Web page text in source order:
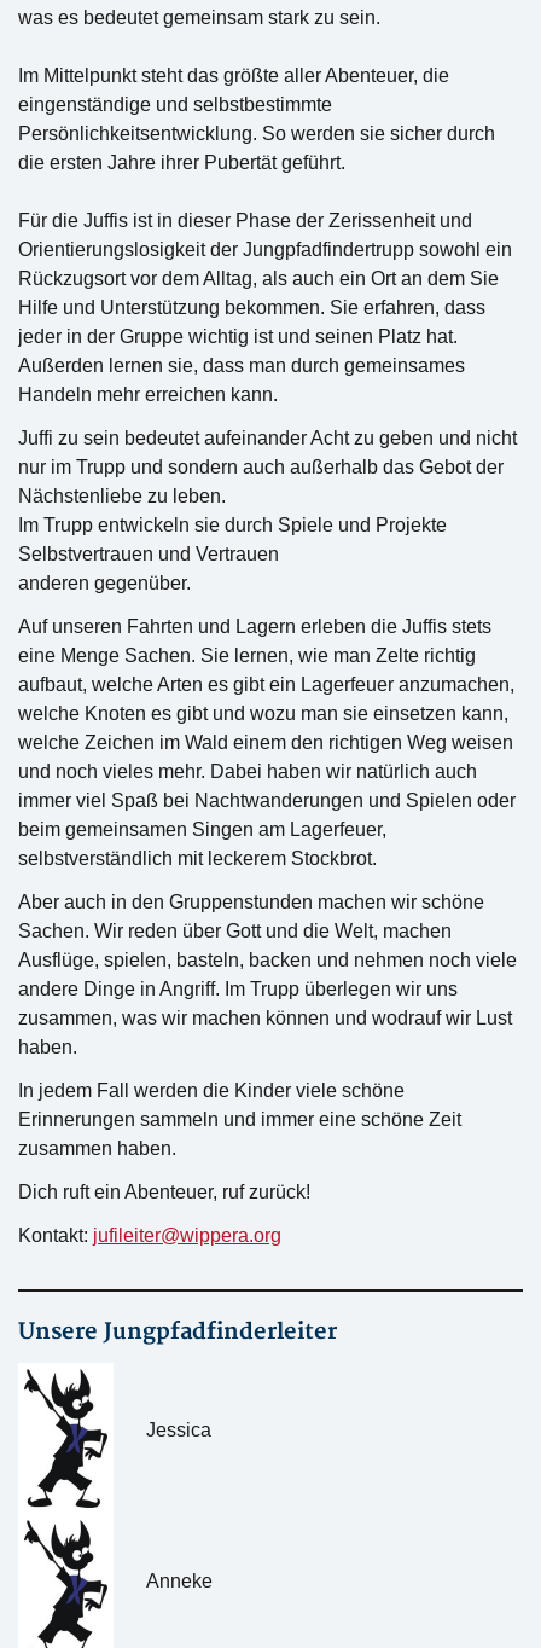
was es bedeutet gemeinsam stark zu sein.
Im Mittelpunkt steht das größte aller Abenteuer, die
eingenständige und selbstbestimmte
Persönlichkeitsentwicklung. So werden sie sicher durch
die ersten Jahre ihrer Pubertät geführt.
Für die Juffis ist in dieser Phase der Zerissenheit und
Orientierungslosigkeit der Jungpfadfindertrupp sowohl ein
Rückzugsort vor dem Alltag, als auch ein Ort an dem Sie
Hilfe und Unterstützung bekommen. Sie erfahren, dass
jeder in der Gruppe wichtig ist und seinen Platz hat.
Außerden lernen sie, dass man durch gemeinsames
Handeln mehr erreichen kann.
Juffi zu sein bedeutet aufeinander Acht zu geben und nicht
nur im Trupp und sondern auch außerhalb das Gebot der
Nächstenliebe zu leben.
Im Trupp entwickeln sie durch Spiele und Projekte
Selbstvertrauen und Vertrauen
anderen gegenüber.
Auf unseren Fahrten und Lagern erleben die Juffis stets
eine Menge Sachen. Sie lernen, wie man Zelte richtig
aufbaut, welche Arten es gibt ein Lagerfeuer anzumachen,
welche Knoten es gibt und wozu man sie einsetzen kann,
welche Zeichen im Wald einem den richtigen Weg weisen
und noch vieles mehr. Dabei haben wir natürlich auch
immer viel Spaß bei Nachtwanderungen und Spielen oder
beim gemeinsamen Singen am Lagerfeuer,
selbstverständlich mit leckerem Stockbrot.
Aber auch in den Gruppenstunden machen wir schöne
Sachen. Wir reden über Gott und die Welt, machen
Ausflüge, spielen, basteln, backen und nehmen noch viele
andere Dinge in Angriff. Im Trupp überlegen wir uns
zusammen, was wir machen können und wodrauf wir Lust
haben.
In jedem Fall werden die Kinder viele schöne
Erinnerungen sammeln und immer eine schöne Zeit
zusammen haben.
Dich ruft ein Abenteuer, ruf zurück!
Kontakt: jufileiter@wippera.org
Unsere Jungpfadfinderleiter
Jessica
Anneke